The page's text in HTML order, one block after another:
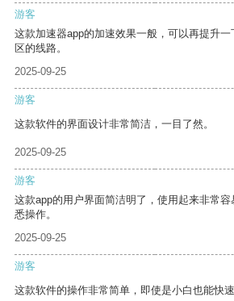
游客
这款加速器app的加速效果一般，可以再提升
区的线路。
2025-09-25
游客
这款软件的界面设计非常简洁，一目了然。
2025-09-25
游客
这款app的用户界面简洁明了，使用起来非常
悉操作。
2025-09-25
游客
这款软件的操作非常简单，即使是小白也能快速